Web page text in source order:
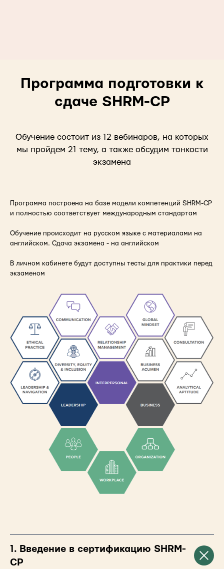
Программа подготовки к
сдаче SHRM-CP
Обучение состоит из 12 вебинаров, на которых
мы пройдем 21 тему, а также обсудим тонкости
экзамена
Программа построена на базе модели компетенций SHRM-CP
и полностью соответствует международным стандартам
Обучение происходит на русском языке с материалами на
английском. Сдача экзамена - на английском
В личном кабинете будут доступны тесты для практики перед
экзаменом
1. Введение в сертификацию SHRM-
CP